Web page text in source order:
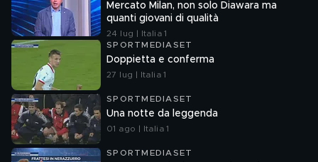
Mercato Milan, non solo Diawara ma
quanti giovani di qualità
24 lug | Italia 1
SPORTMEDIASET
Doppietta e conferma
27 lug | Italia 1
SPORTMEDIASET
Una notte da leggenda
01 ago | Italia 1
SPORTMEDIASET